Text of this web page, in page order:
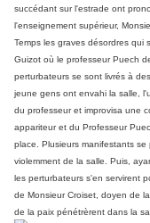
succédant sur l'estrade ont
l'enseignement supérieur,
Temps les graves désordres qui
Guizot où le professeur Puech
perturbateurs se sont livrés à
jeune gens ont envahi la salle,
du professeur et improvisa une
appariteur et du Professeur
place. Plusieurs manifestants
violemment de la salle. Puis,
les perturbateurs s'en servirent
de Monsieur Croiset, doyen de
de la paix pénétrèrent dans la